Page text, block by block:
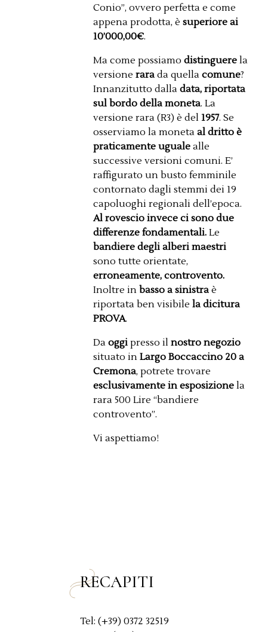
Conio”, ovvero perfetta e come
appena prodotta, èsuperiore ai
10’000,00€.
Ma come possiamodistinguere la
versionerara da quellacomune?
Innanzitutto dalladata, riportata
sul bordo della moneta. La
versione rara (R3) è del1957. Se
osserviamo la monetaal dritto è
praticamente uguale alle
successive versioni comuni. E’
raffigurato un busto femminile
contornato dagli stemmi dei 19
capoluoghi regionali dell’epoca.
Al rovescio invece ci sono due
differenze fondamentali.Le
bandiere degli alberi maestri
sono tutte orientate,
erroneamente, controvento.
Inoltre inbasso a sinistra è
riportata ben visibilela dicitura
PROVA.
Daoggi presso ilnostro negozio
situato inLargo Boccaccino 20 a
Cremona, potrete trovare
esclusivamente in esposizione la
rara 500 Lire “bandiere
controvento”.
Vi aspettiamo!
RECAPITI
Tel: (+39) 0372 32519